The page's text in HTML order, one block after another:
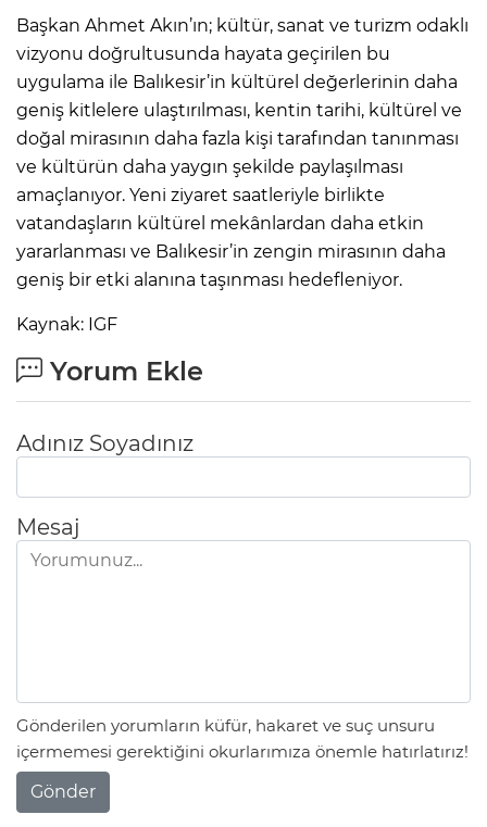
Başkan Ahmet Akın’ın; kültür, sanat ve turizm odaklı
vizyonu doğrultusunda hayata geçirilen bu
uygulama ile Balıkesir’in kültürel değerlerinin daha
geniş kitlelere ulaştırılması, kentin tarihi, kültürel ve
doğal mirasının daha fazla kişi tarafından tanınması
ve kültürün daha yaygın şekilde paylaşılması
amaçlanıyor. Yeni ziyaret saatleriyle birlikte
vatandaşların kültürel mekânlardan daha etkin
yararlanması ve Balıkesir’in zengin mirasının daha
geniş bir etki alanına taşınması hedefleniyor.
Kaynak: IGF
Yorum Ekle
Adınız Soyadınız
Mesaj
Gönderilen yorumların küfür, hakaret ve suç unsuru
içermemesi gerektiğini okurlarımıza önemle hatırlatırız!
Gönder